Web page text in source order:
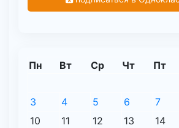
Пн Вт Ср Чт Пт
3
4 5 6 7
10
11 12 13 14